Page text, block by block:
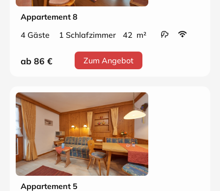
Appartement 8
4 Gäste
1 Schlafzimmer 42 m²
ab 86 € Zum Angebot
Appartement 5